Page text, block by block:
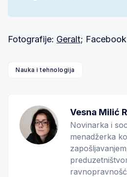
Fotografije: Geralt;
Nauka i tehnologija
Vesna Milić
Novinarka i
menadžerka